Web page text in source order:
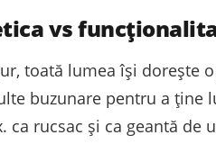
vs
toată lumea își dorește
buzunare pentru a ține
ca rucsac și ca geantă de